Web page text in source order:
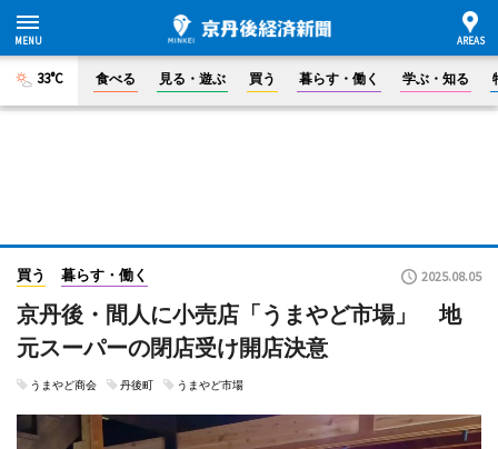
33°C 食べる 見る・遊ぶ 買う 暮らす・働く 学ぶ・知る
買う 暮らす・働く 2025.08.05
京丹後・間人に小売店「うまやど市場」 地
元スーパーの閉店受け開店決意
うまやど商会 丹後町 うまやど市場